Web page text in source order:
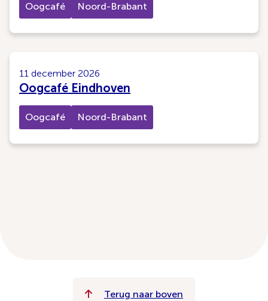
Oogcafé Noord-Brabant
11 december 2026
Oogcafé Eindhoven
Oogcafé Noord-Brabant
Terug naar boven